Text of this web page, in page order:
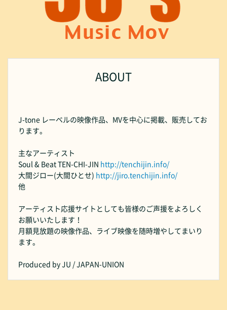
ABOUT
J-tone レーベルの映像作品、MVを中心に掲載、販売してお
ります。
主なアーティスト
Soul & Beat TEN-CHI-JIN http://tenchijin.info/
大間ジロー(大間ひとせ) http://jiro.tenchijin.info/
他
アーティスト応援サイトとしても皆様のご声援をよろしく
お願いいたします！
月額見放題の映像作品、ライブ映像を随時増やしてまいり
ます。
Produced by JU / JAPAN-UNION